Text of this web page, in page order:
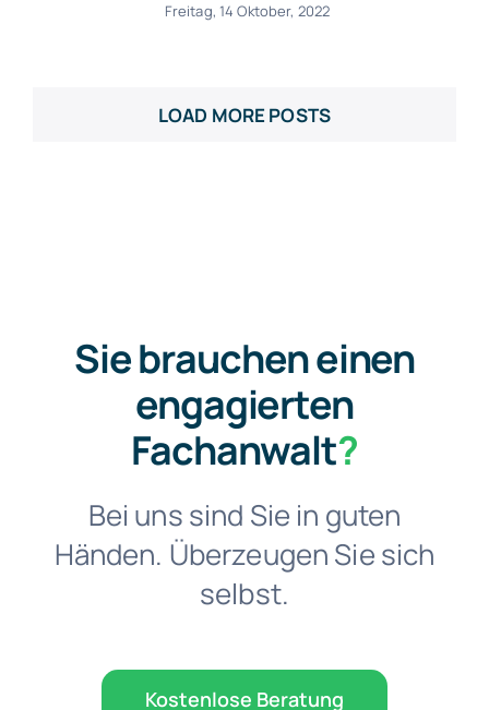
Freitag, 14 Oktober, 2022
LOAD MORE POSTS
Sie brauchen einen
engagierten
Fachanwalt?
Bei uns sind Sie in guten
Händen. Überzeugen Sie sich
selbst.
Kostenlose Beratung